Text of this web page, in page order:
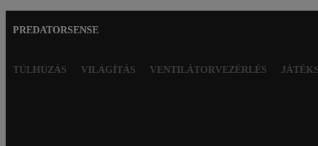
PREDATORSENSE
TÚLHÚZÁS VILÁGÍTÁS VENTILÁTORVEZÉRLÉS